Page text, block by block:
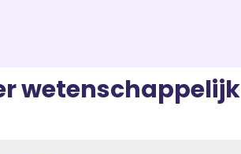
wetenschappelijk